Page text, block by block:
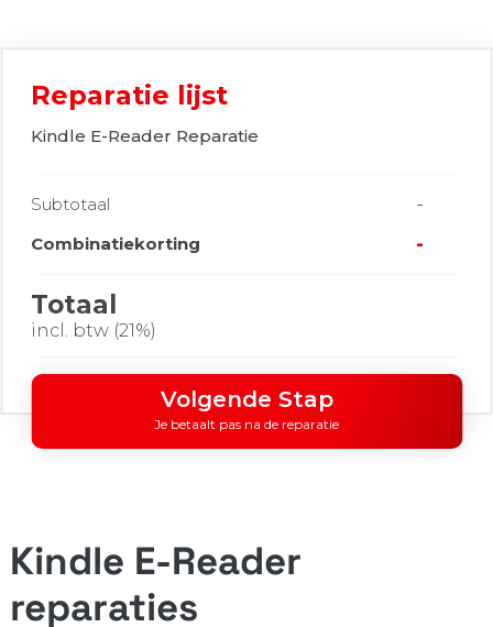
Reparatie lijst
Kindle E-Reader Reparatie
Subtotaal -
Combinatiekorting -
Totaal
incl. btw (21%)
Volgende Stap
Je betaalt pas na de reparatie
Kindle E-Reader
reparaties